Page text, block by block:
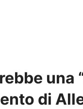
una
di